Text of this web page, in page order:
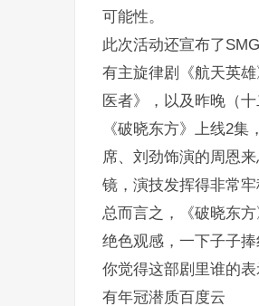
可能性。
此次活动还宣布了
有主旋律剧《航天英
医者》，以及昨晚（
《破晓东方》上线2
席、刘劲饰演的周恩
镜，演技发挥得非常牢
总而言之，《破晓东
绝色观感，一下子子
你觉得这部剧里谁的
有年冠潜质百度云